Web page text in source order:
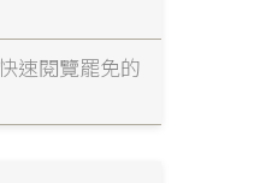
速閱覽罷免的